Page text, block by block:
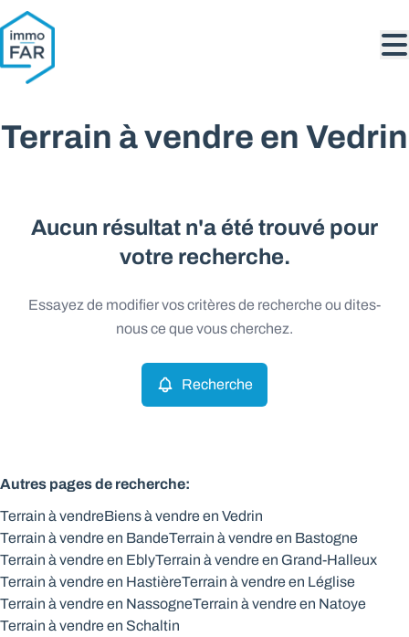
Aller au contenu principal
Terrain à vendre en Vedrin
Aucun résultat n'a été trouvé pour
votre recherche.
Essayez de modifier vos critères de recherche ou dites-
nous ce que vous cherchez.
Recherche
Autres pages de recherche:
Terrain à vendreBiens à vendre en Vedrin
Terrain à vendre en BandeTerrain à vendre en Bastogne
Terrain à vendre en EblyTerrain à vendre en Grand-Halleux
Terrain à vendre en HastièreTerrain à vendre en Léglise
Terrain à vendre en NassogneTerrain à vendre en Natoye
Terrain à vendre en Schaltin